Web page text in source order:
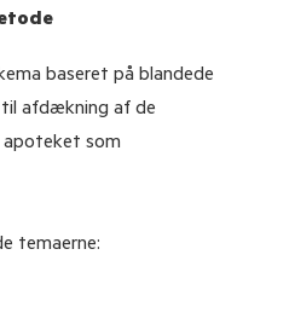
baseret på blandede
afdækning af de
som
temaerne: